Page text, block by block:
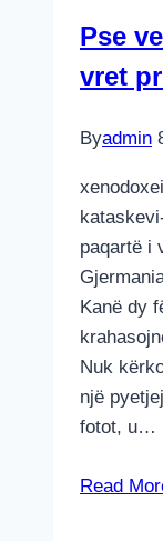
Pse
vret
Byadmin
paqartë i
Kanë dy
Nuk
një
fotot, u…
Read